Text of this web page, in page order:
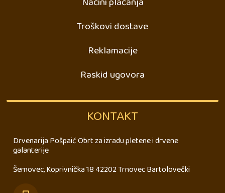
Troškovi dostave
Reklamacije
Raskid ugovora
KONTAKT
Drvenarija Pošpaić Obrt za izradu pletene i drvene
galanterije
Šemovec, Koprivnička 18 42202 Trnovec Bartolovečki